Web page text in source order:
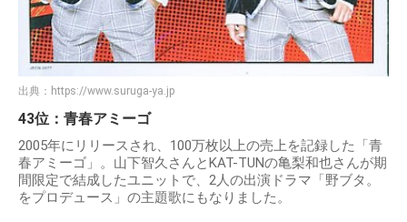
出典： https://www.suruga-ya.jp
43位：青春アミーゴ
2005年にリリースされ、100万枚以上の売上を記録した「青
春アミーゴ」。山下智久さんとKAT-TUNの亀梨和也さんが期
間限定で結成したユニットで、2人の出演ドラマ「野ブタ。
をプロデュース」の主題歌にもなりました。